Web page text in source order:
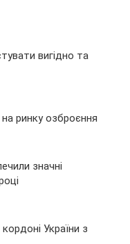
вигідно та
на ринку озброєння
значні
України з